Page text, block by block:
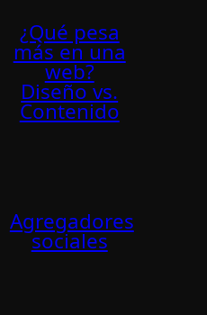
¿Qué pesa
más en una
web?
Diseño vs.
Contenido
Agregadores
sociales